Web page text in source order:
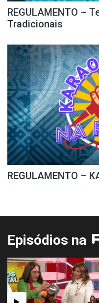
REGULAMENTO –
Tradicionais
REGULAMENTO –
Episódios na